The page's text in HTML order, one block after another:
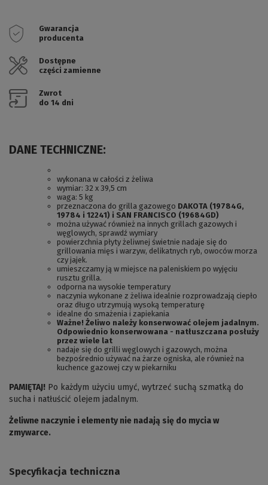
Gwarancja
producenta
Dostępne
części zamienne
Zwrot
do 14 dni
DANE TECHNICZNE:
wykonana w całości z żeliwa
wymiar: 32 x 39,5 cm
waga: 5 kg
przeznaczona do grilla gazowego DAKOTA (19784G,
19784 i 12241) i SAN FRANCISCO (19684GD)
można używać również na innych grillach gazowych i
węglowych, sprawdź wymiary
powierzchnia płyty żeliwnej świetnie nadaje się do
grillowania mięs i warzyw, delikatnych ryb, owoców morza
czy jajek.
umieszczamy ją w miejsce na paleniskiem po wyjęciu
rusztu grilla.
odporna na wysokie temperatury
naczynia wykonane z żeliwa idealnie rozprowadzają ciepło
oraz długo utrzymują wysoką temperaturę
idealne do smażenia i zapiekania
Ważne! Żeliwo należy konserwować olejem jadalnym.
Odpowiednio konserwowana - natłuszczana posłuży
przez wiele lat
nadaje się do grilli węglowych i gazowych, można
bezpośrednio używać na żarze ogniska, ale również na
kuchence gazowej czy w piekarniku
PAMIĘTAJ! Po każdym użyciu umyć, wytrzeć suchą szmatką do
sucha i natłuścić olejem jadalnym.
Żeliwne naczynie i elementy nie nadają się do mycia w
zmywarce.
Specyfikacja techniczna